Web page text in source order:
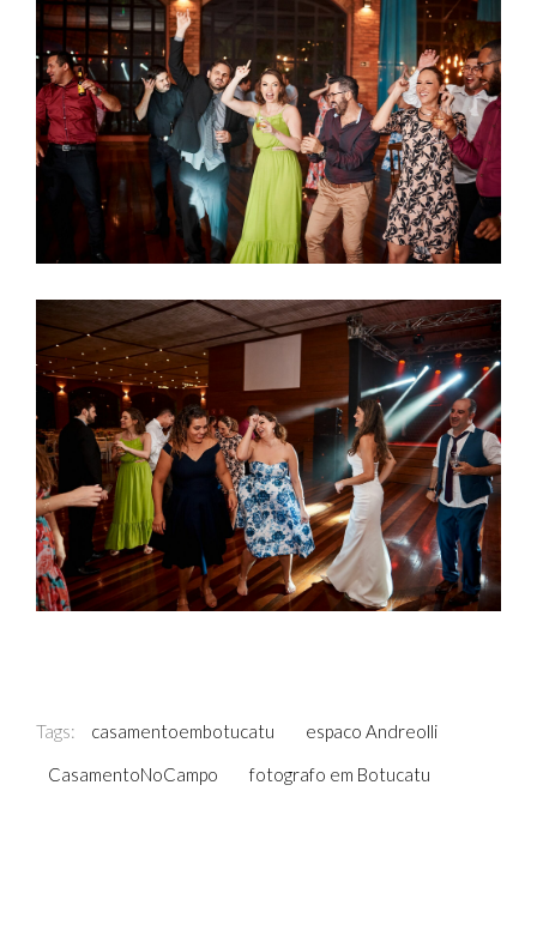
Tags: casamentoembotucatu
espaco Andreolli
CasamentoNoCampo
fotografo em Botucatu